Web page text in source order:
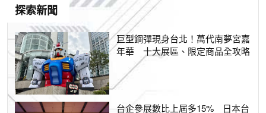
探索新聞
巨型鋼彈現身台北！萬代南夢宮嘉
年華 十大展區、限定商品全攻略
台企參展數比上屆多15% 日本台